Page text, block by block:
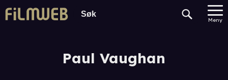
Meny
Paul Vaughan